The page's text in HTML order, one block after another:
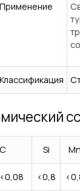
Применение
Классификация
C Si Mn
<0,08 <0,8